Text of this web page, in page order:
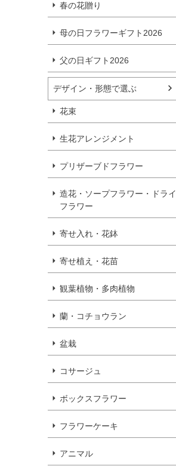
春の花贈り
母の日フラワーギフト2026
父の日ギフト2026
デザイン・形態で選ぶ
花束
生花アレンジメント
プリザーブドフラワー
造花・ソープフラワー・ドライ
フラワー
寄せ入れ・花鉢
寄せ植え・花苗
観葉植物・多肉植物
蘭・コチョウラン
盆栽
コサージュ
ボックスフラワー
フラワーケーキ
アニマル